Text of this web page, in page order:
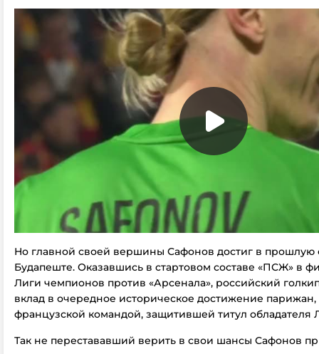
Но главной своей вершины Сафонов достиг в прошлую
Будапеште. Оказавшись в стартовом составе «ПСЖ» в
Лиги чемпионов против «Арсенала», российский
вклад в очередное историческое достижение
французской командой, защитившей титул обладателя
Так не перестававший верить в свои шансы Сафонов